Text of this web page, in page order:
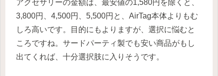
アクセサリーの金額は、最安値の1,580円を除くと、
3,800円、4,500円、5,500円と、AirTag本体よりもむ
しろ高いです。目的にもよりますが、選択に悩むと
ころですね。サードパーティ製でも安い商品がもし
出てくれば、十分選択肢に入りそうです。